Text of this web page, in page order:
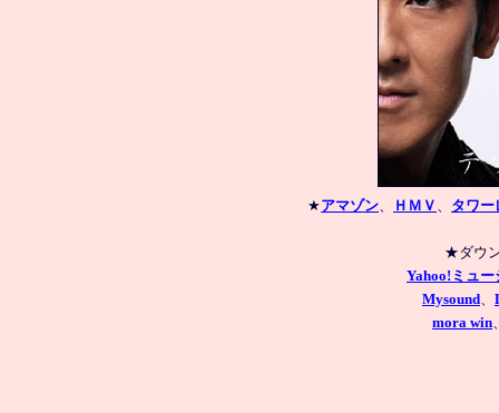
★アマゾン、 ＨＭＶ 、 タワー
Yahoo!ミュー
Mysound、
mora win